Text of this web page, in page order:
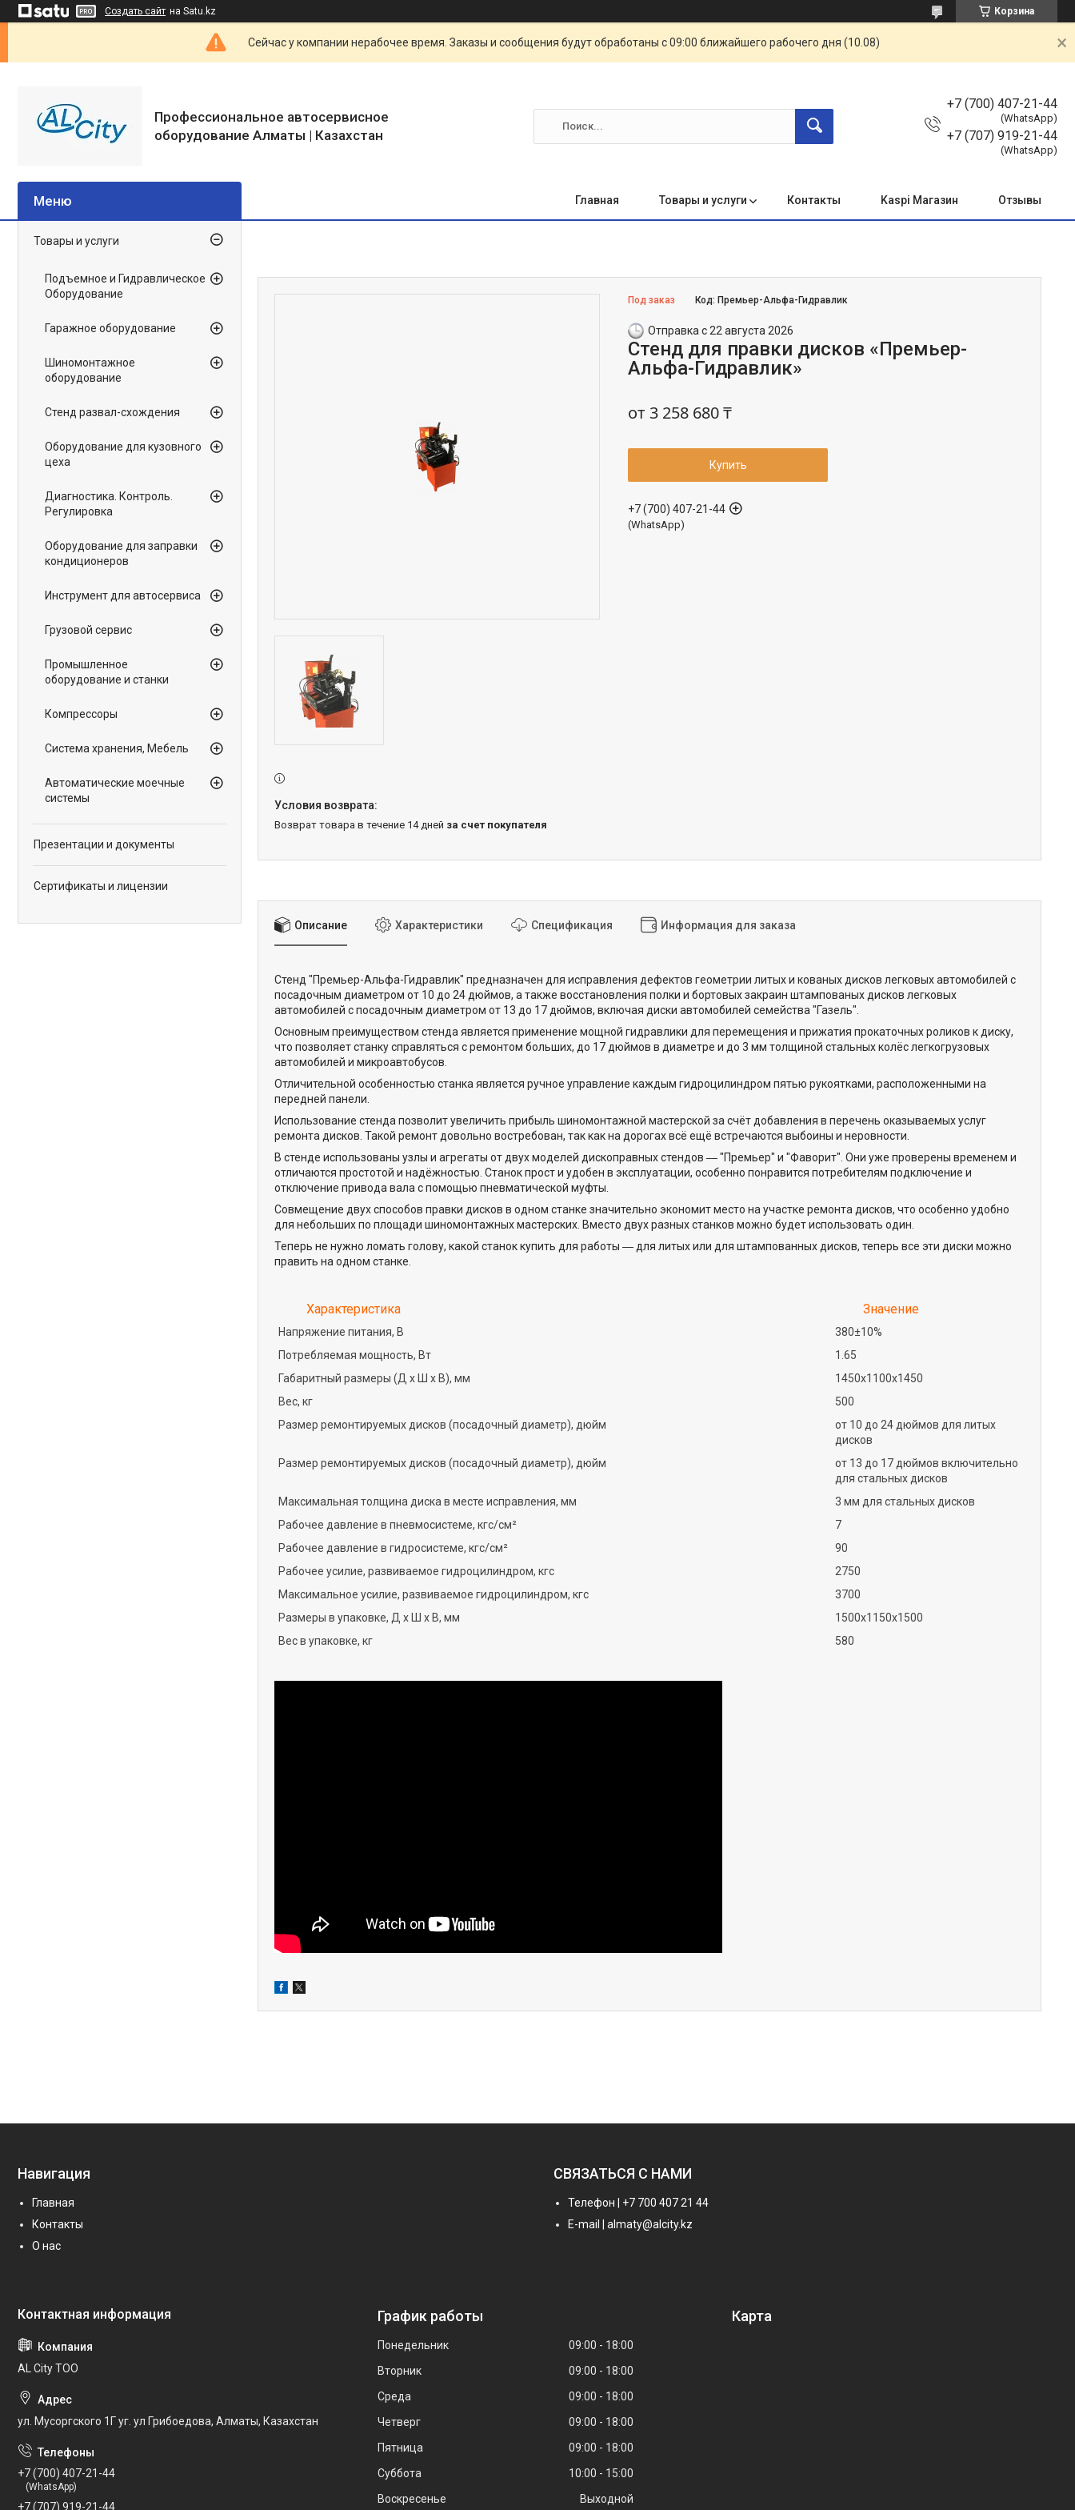
Создать сайт на Satu.kz Корзина
Сейчас у компании нерабочее время. Заказы и сообщения будут обработаны с 09:00 ближайшего рабочего дня (10.08)
Профессиональное автосервисное
оборудование Алматы | Казахстан
+7 (700) 407-21-44
(WhatsApp)
+7 (707) 919-21-44
(WhatsApp)
Главная Товары и услуги Контакты Kaspi Магазин Отзывы
Под заказ Код: Премьер-Альфа-Гидравлик
Отправка с 22 августа 2026
Стенд для правки дисков «Премьер-
Альфа-Гидравлик»
от 3 258 680 ₸
Купить
+7 (700) 407-21-44
(WhatsApp)
возврат товара в течение 14 дней за счет покупателя
Описание Характеристики Спецификация Информация для заказа
Стенд "Премьер-Альфа-Гидравлик" предназначен для исправления дефектов геометрии литых и кованых дисков легковых автомобилей с
посадочным диаметром от 10 до 24 дюймов, а также восстановления полки и бортовых закраин штампованых дисков легковых
автомобилей с посадочным диаметром от 13 до 17 дюймов, включая диски автомобилей семейства "Газель".
Основным преимуществом стенда является применение мощной гидравлики для перемещения и прижатия прокаточных роликов к диску,
что позволяет станку справляться с ремонтом больших, до 17 дюймов в диаметре и до 3 мм толщиной стальных колёс легкогрузовых
автомобилей и микроавтобусов.
Отличительной особенностью станка является ручное управление каждым гидроцилиндром пятью рукоятками, расположенными на
передней панели.
Использование стенда позволит увеличить прибыль шиномонтажной мастерской за счёт добавления в перечень оказываемых услуг
ремонта дисков. Такой ремонт довольно востребован, так как на дорогах всё ещё встречаются выбоины и неровности.
В стенде использованы узлы и агрегаты от двух моделей дископравных стендов ― "Премьер" и "Фаворит". Они уже проверены временем и
отличаются простотой и надёжностью. Станок прост и удобен в эксплуатации, особенно понравится потребителям подключение и
отключение привода вала с помощью пневматической муфты.
Совмещение двух способов правки дисков в одном станке значительно экономит место на участке ремонта дисков, что особенно удобно
для небольших по площади шиномонтажных мастерских. Вместо двух разных станков можно будет использовать один.
Теперь не нужно ломать голову, какой станок купить для работы ― для литых или для штампованных дисков, теперь все эти диски можно
править на одном станке.
Характеристика Значение
Напряжение питания, В
380±10%
Потребляемая мощность, Вт
1.65
Габаритный размеры (Д х Ш х В), мм
1450х1100х1450
Вес, кг
500
Размер ремонтируемых дисков (посадочный диаметр), дюйм
от 10 до 24 дюймов для литых
дисков
Размер ремонтируемых дисков (посадочный диаметр), дюйм
от 13 до 17 дюймов включительно
для стальных дисков
Максимальная толщина диска в месте исправления, мм
3 мм для стальных дисков
Рабочее давление в пневмосистеме, кгс/см²
7
Рабочее давление в гидросистеме, кгс/см²
90
Рабочее усилие, развиваемое гидроцилиндром, кгс
2750
Максимальное усилие, развиваемое гидроцилиндром, кгс
3700
Размеры в упаковке, Д х Ш х В, мм
1500х1150х1500
Вес в упаковке, кг
580
Товары и услуги
Подъемное и Гидравлическое
Оборудование
Гаражное оборудование
Шиномонтажное
оборудование
Стенд развал-схождения
Оборудование для кузовного
цеха
Диагностика. Контроль.
Регулировка
Оборудование для заправки
кондиционеров
Инструмент для автосервиса
Грузовой сервис
Промышленное
оборудование и станки
Компрессоры
Система хранения, Мебель
Автоматические моечные
системы
Презентации и документы
Сертификаты и лицензии
Навигация
Главная
Контакты
О нас
СВЯЗАТЬСЯ С НАМИ
Телефон | +7 700 407 21 44
E-mail | almaty@alcity.kz
AL City ТОО
ул. Мусоргского 1Г уг. ул Грибоедова, Алматы, Казахстан
+7 (700) 407-21-44
(WhatsApp)
+7 (707) 919-21-44
График работы
Понедельник 09:00
18:00
Вторник
09:00
18:00
Среда
09:00
18:00
Четверг
09:00
18:00
Пятница
09:00
18:00
Суббота
10:00
15:00
Воскресенье
Выходной
Карта